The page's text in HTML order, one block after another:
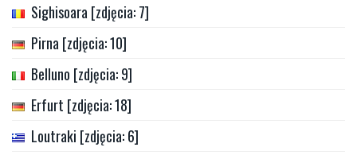
Sighisoara [zdjęcia: 7]
Pirna [zdjęcia: 10]
Belluno [zdjęcia: 9]
Erfurt [zdjęcia: 18]
Loutraki [zdjęcia: 6]